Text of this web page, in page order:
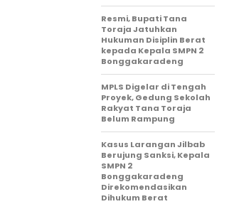
Resmi, Bupati Tana
Toraja Jatuhkan
Hukuman Disiplin Berat
kepada Kepala SMPN 2
Bonggakaradeng
MPLS Digelar di Tengah
Proyek, Gedung Sekolah
Rakyat Tana Toraja
Belum Rampung
Kasus Larangan Jilbab
Berujung Sanksi, Kepala
SMPN 2
Bonggakaradeng
Direkomendasikan
Dihukum Berat